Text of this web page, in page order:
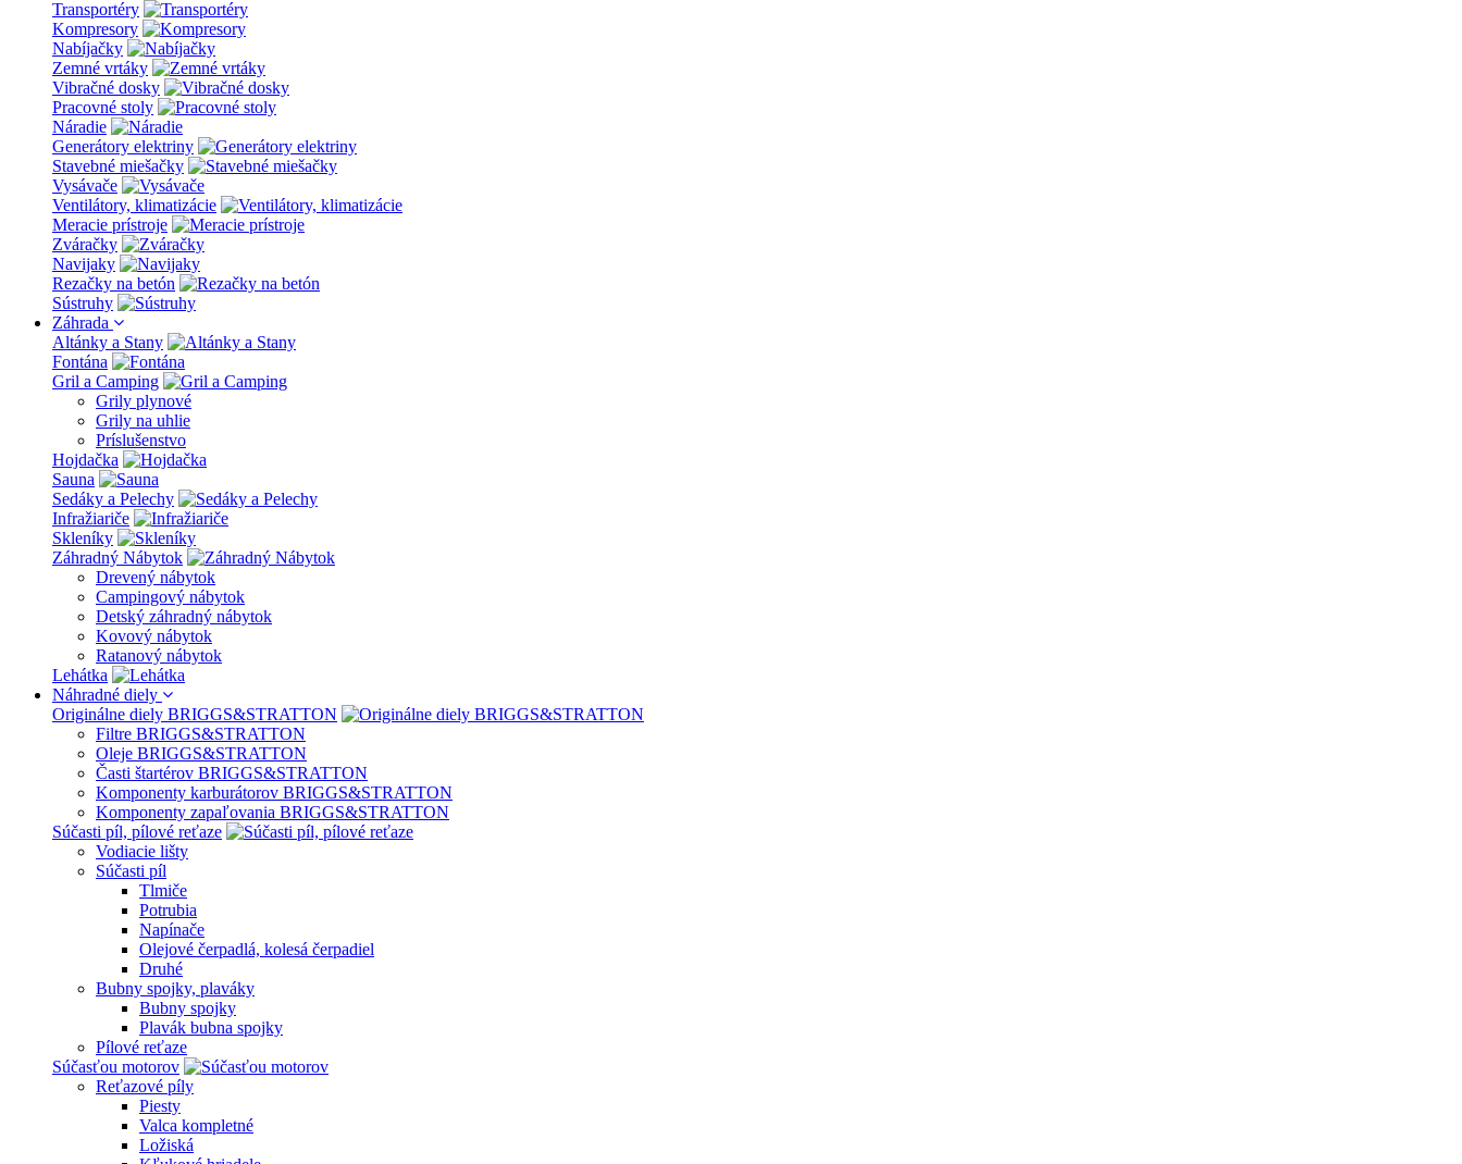
Transportéry
Kompresory
Nabíjačky
Zemné vrtáky
Vibračné dosky
Pracovné stoly
Náradie
Generátory elektriny
Stavebné miešačky
Vysávače
Ventilátory, klimatizácie
Meracie prístroje
Zváračky
Navijaky
Rezačky na betón
Sústruhy
Záhrada
Altánky a Stany
Fontána
Gril a Camping
Grily plynové
Grily na uhlie
Príslušenstvo
Hojdačka
Sauna
Sedáky a Pelechy
Infražiariče
Skleníky
Záhradný Nábytok
Drevený nábytok
Campingový nábytok
Detský záhradný nábytok
Kovový nábytok
Ratanový nábytok
Lehátka
Náhradné diely
Originálne diely BRIGGS&STRATTON
Filtre BRIGGS&STRATTON
Oleje BRIGGS&STRATTON
Časti štartérov BRIGGS&STRATTON
Komponenty karburátorov BRIGGS&STRATTON
Komponenty zapaľovania BRIGGS&STRATTON
Súčasti píl, pílové reťaze
Vodiacie lišty
Súčasti píl
Tlmiče
Potrubia
Napínače
Olejové čerpadlá, kolesá čerpadiel
Druhé
Bubny spojky, plaváky
Bubny spojky
Plavák bubna spojky
Pílové reťaze
Súčasťou motorov
Reťazové píly
Piesty
Valca kompletné
Ložiská